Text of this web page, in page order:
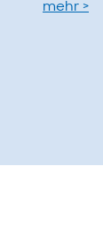
mehr >